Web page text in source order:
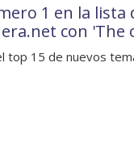
1 en la
con 'The
top 15 de nuevos